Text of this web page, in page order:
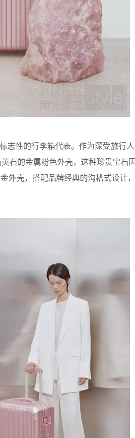
性的行李箱代表。作为深受旅行人
石的金属粉色外壳，这种珍贵宝石
外壳，搭配品牌经典的沟槽式设计